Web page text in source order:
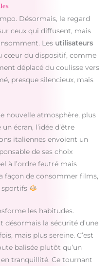
Désormais, le regard
ceux qui diffusent, mais
Les utilisateurs
cœur du dispositif, comme
déplacé du coulisse vers
presque silencieux, mais
nouvelle atmosphère, plus
écran, l’idée d’être
italiennes envoient un
de ses choix
à l’ordre feutré mais
façon de consommer films,
sportifs
les habitudes.
désormais la sécurité d’une
mais plus sereine. C’est
balisée plutôt qu’un
tranquillité. Ce tournant